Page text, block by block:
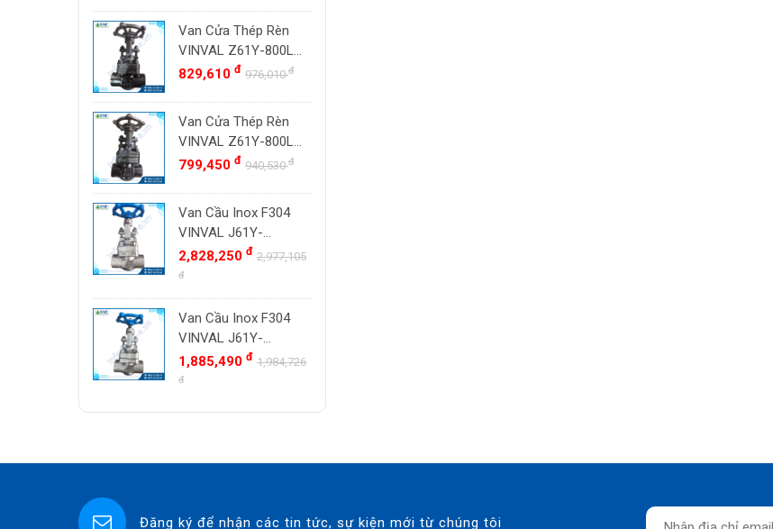
DOUGLAS
LESER
VENN
YOSHITAKE
KITZ
DK VALVE
TIGER
HD FIRE
ETM
TAMAKI
ASAHI
SWISSFLUID
KUNKLE
ASCO CO2
SPIRAX SARCO
DKM
VALQUA
Thụy Sĩ
Ba Lan
Van Cửa Thép Rèn
VINVAL Z61Y-800LB
DN20 (3/4") | Class
829,610 đ 976,010đ
Van Cửa Thép Rèn
VINVAL Z61Y-800LB
DN15 (1/2") | Class
799,450 đ 940,530đ
Van Cầu Inox F304
VINVAL J61Y-
800LBP DN25 (1")
Class 800 Socket
2,828,250 đ 2,977,105
đ
Van Cầu Inox F304
VINVAL J61Y-
800LBP DN20 (3/4")
Class 800 Socket
1,885,490 đ 1,984,726
đ
Đăng ký để nhận các tin tức, sự kiện mới từ chúng tôi